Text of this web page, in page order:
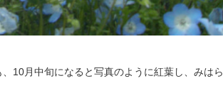
10月中旬になると写真のように紅葉し、みはら